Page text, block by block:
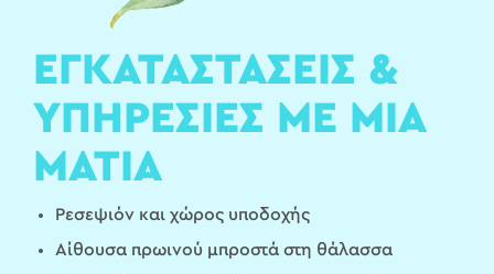
ΕΓΚΑΤΑΣΤΑΣΕΙΣ &
ΥΠΗΡΕΣΙΕΣ ΜΕ ΜΙΑ
ΜΑΤΙΑ
Ρεσεψιόν και χώρος υποδοχής
Αίθουσα πρωινού μπροστά στη θάλασσα